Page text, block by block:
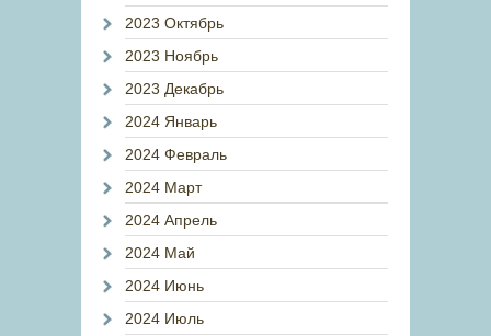
2023 Октябрь
2023 Ноябрь
2023 Декабрь
2024 Январь
2024 Февраль
2024 Март
2024 Апрель
2024 Май
2024 Июнь
2024 Июль